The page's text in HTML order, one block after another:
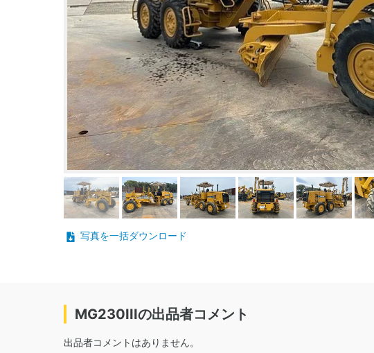
写真を一括ダウンロード
MG230IIIの出品者コメント
出品者コメントはありません。